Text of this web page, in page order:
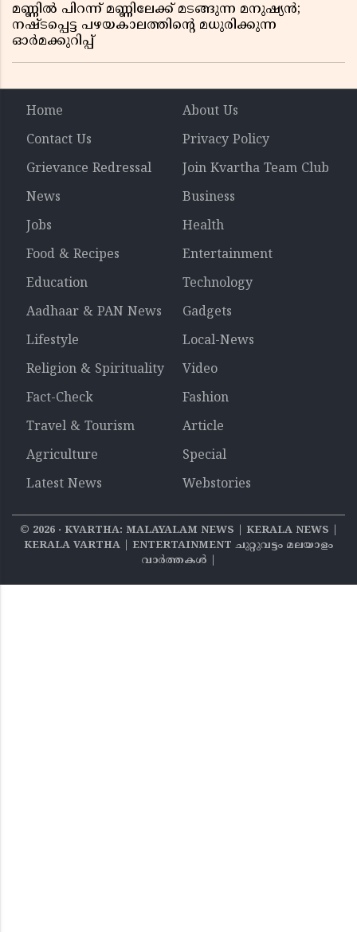
മണ്ണിൽ പിറന്ന് മണ്ണിലേക്ക് മടങ്ങുന്ന മനുഷ്യൻ;
നഷ്ടപ്പെട്ട പഴയകാലത്തിൻ്റെ മധുരിക്കുന്ന
ഓർമക്കുറിപ്പ്
Home
About Us
Contact Us
Privacy Policy
Grievance Redressal
Join Kvartha Team Club
News
Business
Jobs
Health
Food & Recipes
Entertainment
Education
Technology
Aadhaar & PAN News
Gadgets
Lifestyle
Local-News
Religion & Spirituality
Video
Fact-Check
Fashion
Travel & Tourism
Article
Agriculture
Special
Latest News
Webstories
© 2026‧ KVARTHA: MALAYALAM NEWS | KERALA NEWS |
KERALA VARTHA | ENTERTAINMENT ചുറ്റുവട്ടം മലയാളം
വാര്‍ത്തകൾ |